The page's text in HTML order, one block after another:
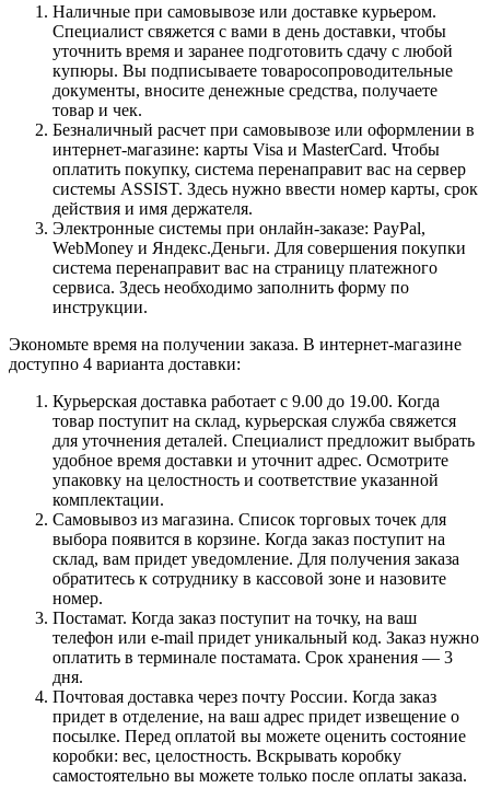
Наличные при самовывозе или доставке курьером.
Специалист свяжется с вами в день доставки, чтобы
уточнить время и заранее подготовить сдачу с любой
купюры. Вы подписываете товаросопроводительные
документы, вносите денежные средства, получаете
товар и чек.
Безналичный расчет при самовывозе или оформлении в
интернет-магазине: карты Visa и MasterCard. Чтобы
оплатить покупку, система перенаправит вас на сервер
системы ASSIST. Здесь нужно ввести номер карты, срок
действия и имя держателя.
Электронные системы при онлайн-заказе: PayPal,
WebMoney и Яндекс.Деньги. Для совершения покупки
система перенаправит вас на страницу платежного
сервиса. Здесь необходимо заполнить форму по
инструкции.
Экономьте время на получении заказа. В интернет-магазине
доступно 4 варианта доставки:
Курьерская доставка работает с 9.00 до 19.00. Когда
товар поступит на склад, курьерская служба свяжется
для уточнения деталей. Специалист предложит выбрать
удобное время доставки и уточнит адрес. Осмотрите
упаковку на целостность и соответствие указанной
комплектации.
Самовывоз из магазина. Список торговых точек для
выбора появится в корзине. Когда заказ поступит на
склад, вам придет уведомление. Для получения заказа
обратитесь к сотруднику в кассовой зоне и назовите
номер.
Постамат. Когда заказ поступит на точку, на ваш
телефон или e-mail придет уникальный код. Заказ нужно
оплатить в терминале постамата. Срок хранения — 3
дня.
Почтовая доставка через почту России. Когда заказ
придет в отделение, на ваш адрес придет извещение о
посылке. Перед оплатой вы можете оценить состояние
коробки: вес, целостность. Вскрывать коробку
самостоятельно вы можете только после оплаты заказа.